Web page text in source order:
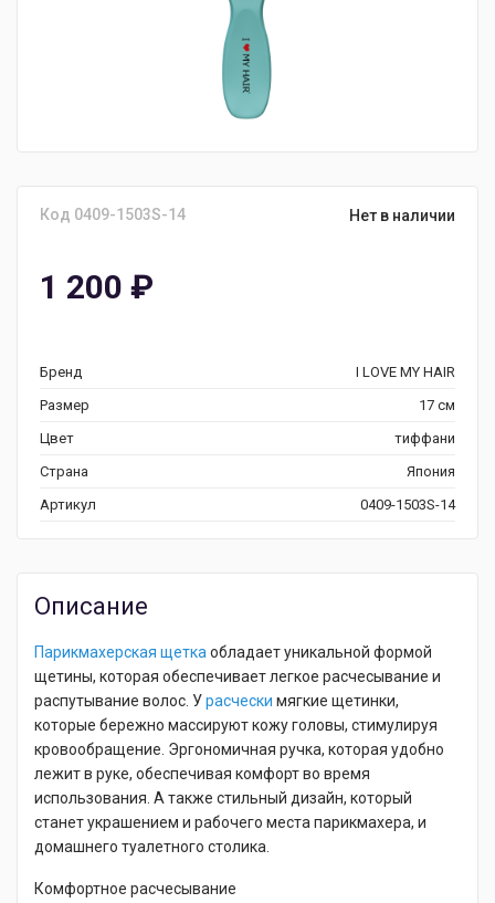
Код 0409-1503S-14 Нет в наличии
1 200 ₽
Бренд
I LOVE MY HAIR
Размер
17 см
Цвет
тиффани
Страна
Япония
Артикул
0409-1503S-14
Описание
Парикмахерская щетка обладает уникальной формой
щетины, которая обеспечивает легкое расчесывание и
распутывание волос. Урасчески мягкие щетинки,
которые бережно массируют кожу головы, стимулируя
кровообращение. Эргономичная ручка, которая удобно
лежит в руке, обеспечивая комфорт во время
использования. А также стильный дизайн, который
станет украшением и рабочего места парикмахера, и
домашнего туалетного столика.
Комфортное расчесывание